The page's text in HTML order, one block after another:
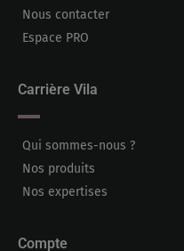
Nous contacter
Espace PRO
Carrière Vila
Qui sommes-nous ?
Nos produits
Nos expertises
Compte